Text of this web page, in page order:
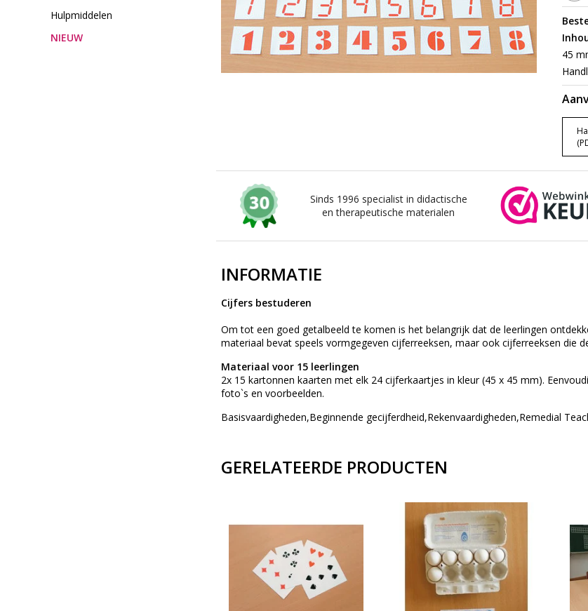
Hulpmiddelen
NIEUW
45
Sinds 1996 specialist in didactische
en therapeutische materialen
INFORMATIE
Cijfers bestuderen
Om tot een goed getalbeeld te komen is het belangrijk dat de leerlingen
materiaal bevat speels vormgegeven cijferreeksen, maar ook cijferreeksen die
Materiaal voor 15 leerlingen
2x 15 kartonnen kaarten met elk 24 cijferkaartjes in kleur (45 x 45 mm).
foto`s en voorbeelden.
Basisvaardigheden,Beginnende gecijferdheid,Rekenvaardigheden,Remedial
GERELATEERDE PRODUCTEN